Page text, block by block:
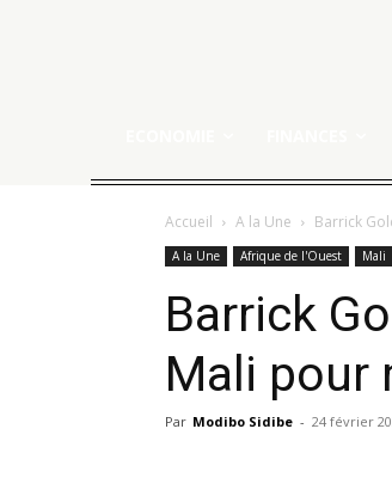
Accueil A la Une Barrick
A la Une Afrique de l'Ouest Mali
Barrick
Mali pour
Par Modibo Sidibe - 24 février